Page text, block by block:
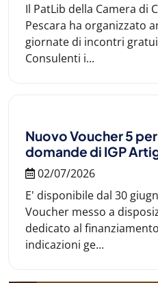
Il PatLib della Camera di
Pescara ha organizzato
giornate di incontri
Consulenti i...
Nuovo Voucher 5
domande di IGP
02/07/2026
E' disponibile dal 30
Voucher messo a
dedicato al
indicazioni ge...